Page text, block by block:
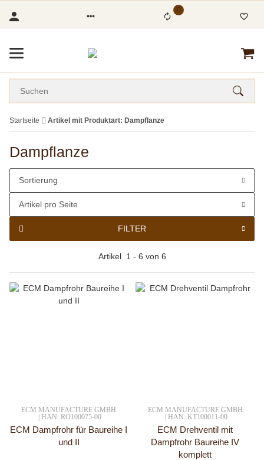
0
Startseite Artikel mit Produktart: Dampflanze
Dampflanze
FILTER
Sortierung
Artikel pro Seite
Artikel 1 - 6 von 6
ECM MANUFACTURE GMBH
| HAN: RO100075-00
ECM Dampfrohr für Baureihe I
und II
ECM MANUFACTURE GMBH
| HAN: KT100011-00
ECM Drehventil mit
Dampfrohr Baureihe IV
komplett